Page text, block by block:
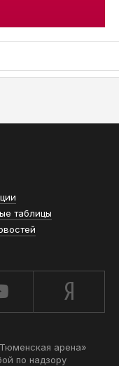
таблицы
арена»
по надзору